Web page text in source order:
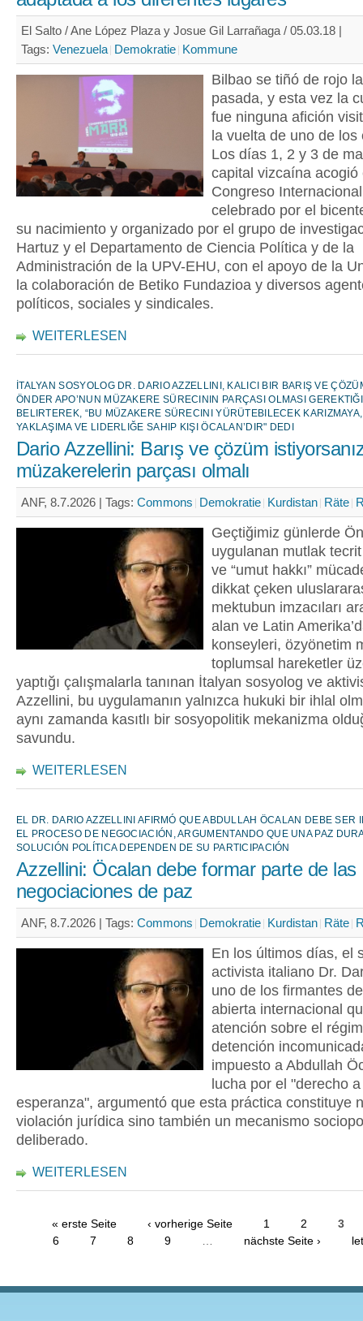
El Salto / Ane López Plaza y Josue Gil Larrañaga / 05.03.18 |
Tags: Venezuela Demokratie Kommune
Bilbao se tiñó de rojo
pasada, y esta vez la
fue ninguna afición
la vuelta de uno de los
Los días 1, 2 y 3 de
capital vizcaína acogió
Congreso
celebrado por el
su nacimiento y organizado por el grupo de
Hartuz y el Departamento de Ciencia Política y de la
Administración de la UPV-EHU, con el apoyo de la
la colaboración de Betiko Fundazioa y diversos
políticos, sociales y sindicales.
WEITERLESEN
İTALYAN SOSYOLOG DR. DARIO AZZELLINI, KALICI BIR BARIŞ VE
ÖNDER APO’NUN MÜZAKERE SÜRECININ PARÇASI OLMASI
BELIRTEREK, “BU MÜZAKERE SÜRECINI YÜRÜTEBILECEK
YAKLAŞIMA VE LIDERLIĞE SAHIP KIŞI ÖCALAN’DIR" DEDI
Dario Azzellini: Barış ve çözüm
müzakerelerin parçası olmalı
ANF, 8.7.2026 | Tags: Commons Demokratie Kurdistan Räte
Geçtiğimiz günlerde
uygulanan mutlak
ve “umut hakkı”
dikkat çeken
mektubun imzacıları
alan ve Latin
konseyleri, özyönetim
toplumsal hareketler
yaptığı çalışmalarla tanınan İtalyan sosyolog ve
Azzellini, bu uygulamanın yalnızca hukuki bir ihlal
aynı zamanda kasıtlı bir sosyopolitik mekanizma
savundu.
WEITERLESEN
EL DR. DARIO AZZELLINI AFIRMÓ QUE ABDULLAH ÖCALAN DEBE SER
EL PROCESO DE NEGOCIACIÓN, ARGUMENTANDO QUE UNA PAZ
SOLUCIÓN POLÍTICA DEPENDEN DE SU PARTICIPACIÓN
Azzellini: Öcalan debe formar parte de las
negociaciones de paz
ANF, 8.7.2026 | Tags: Commons Demokratie Kurdistan Räte
En los últimos días, el
activista italiano Dr.
uno de los firmantes
abierta internacional
atención sobre el
detención
impuesto a Abdullah
lucha por el "derecho
esperanza", argumentó que esta práctica constituye
violación jurídica sino también un mecanismo
deliberado.
WEITERLESEN
« erste Seite ‹ vorherige Seite 1 2
3
6
7 8 9 … nächste Seite ›